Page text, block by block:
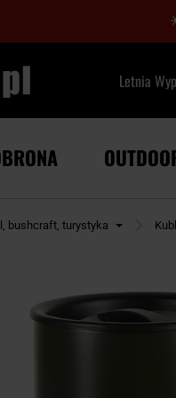
Letnia
bushcraft, turystyka